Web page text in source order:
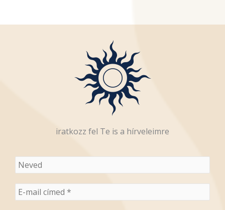
iratkozz fel Te is a hírveleimre